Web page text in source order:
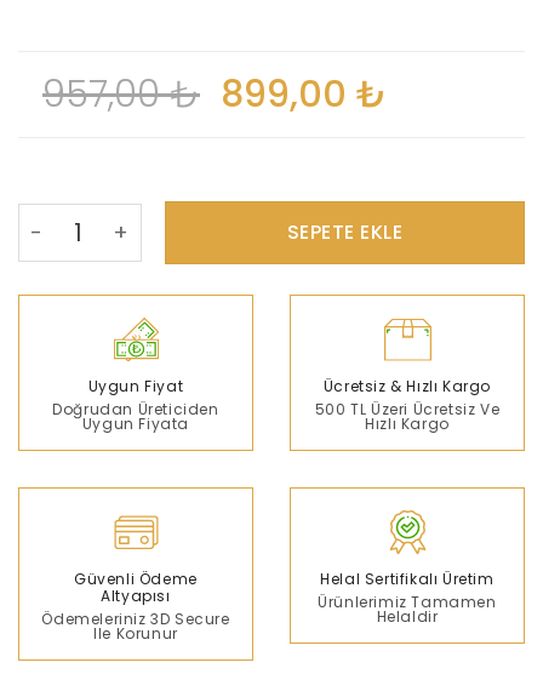
957,00₺ 899,00₺
3 Adet Mysem Life 240g Macun (16 SERVİS)
SEPETE EKLE
Uygun Fiyat
Doğrudan Üreticiden
Uygun Fiyata
Ücretsiz & Hızlı Kargo
500 TL Üzeri Ücretsiz Ve
Hızlı Kargo
Güvenli Ödeme
Altyapısı
Ödemeleriniz 3D Secure
Ile Korunur
Helal Sertifikalı Üretim
Ürünlerimiz Tamamen
Helaldir